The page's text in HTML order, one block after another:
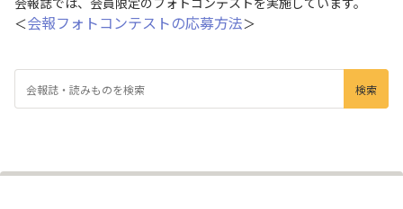
＜会報フォトコンテストの応募方法＞